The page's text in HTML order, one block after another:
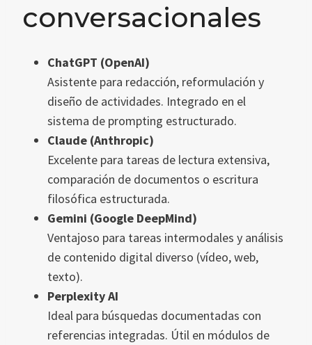
conversacionales
ChatGPT (OpenAI)
Asistente para redacción, reformulación y
diseño de actividades. Integrado en el
sistema de prompting estructurado.
Claude (Anthropic)
Excelente para tareas de lectura extensiva,
comparación de documentos o escritura
filosófica estructurada.
Gemini (Google DeepMind)
Ventajoso para tareas intermodales y análisis
de contenido digital diverso (vídeo, web,
texto).
Perplexity AI
Ideal para búsquedas documentadas con
referencias integradas. Útil en módulos de